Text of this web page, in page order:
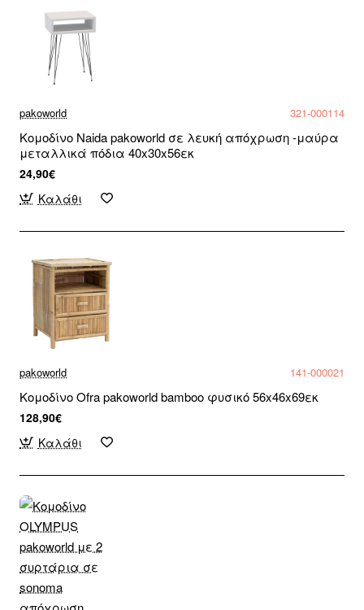
pakoworld 321-000114
Κομοδίνο Naida pakoworld σε λευκή απόχρωση -μαύρα
μεταλλικά πόδια 40x30x56εκ
24,90€
Καλάθι
pakoworld 141-000021
Κομοδίνο Ofra pakoworld bamboo φυσικό 56x46x69εκ
128,90€
Καλάθι